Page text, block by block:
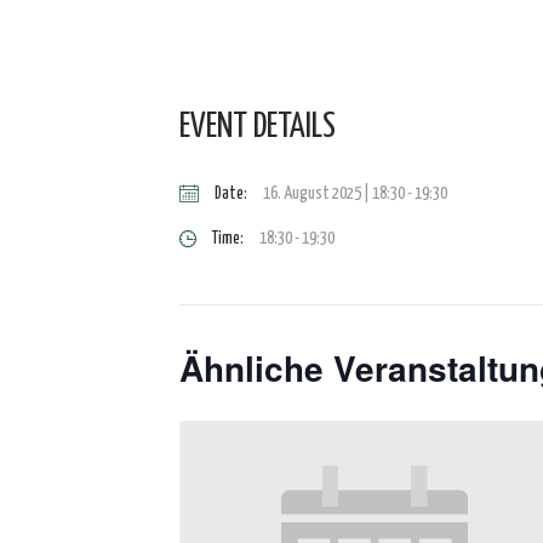
EVENT DETAILS
Date: 16. August 2025 | 18:30-19:30
Time: 18:30 - 19:30
Ähnliche